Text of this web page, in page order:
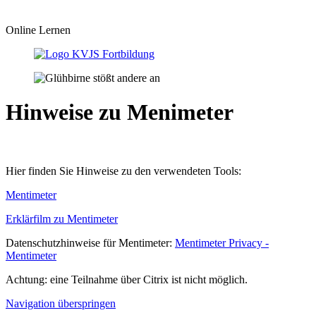
Online Lernen
Hinweise zu Menimeter
Hier finden Sie Hinweise zu den verwendeten Tools:
Mentimeter
Erklärfilm zu Mentimeter
Datenschutzhinweise für Mentimeter: Mentimeter Privacy -
Mentimeter
Achtung: eine Teilnahme über Citrix ist nicht möglich.
Navigation überspringen